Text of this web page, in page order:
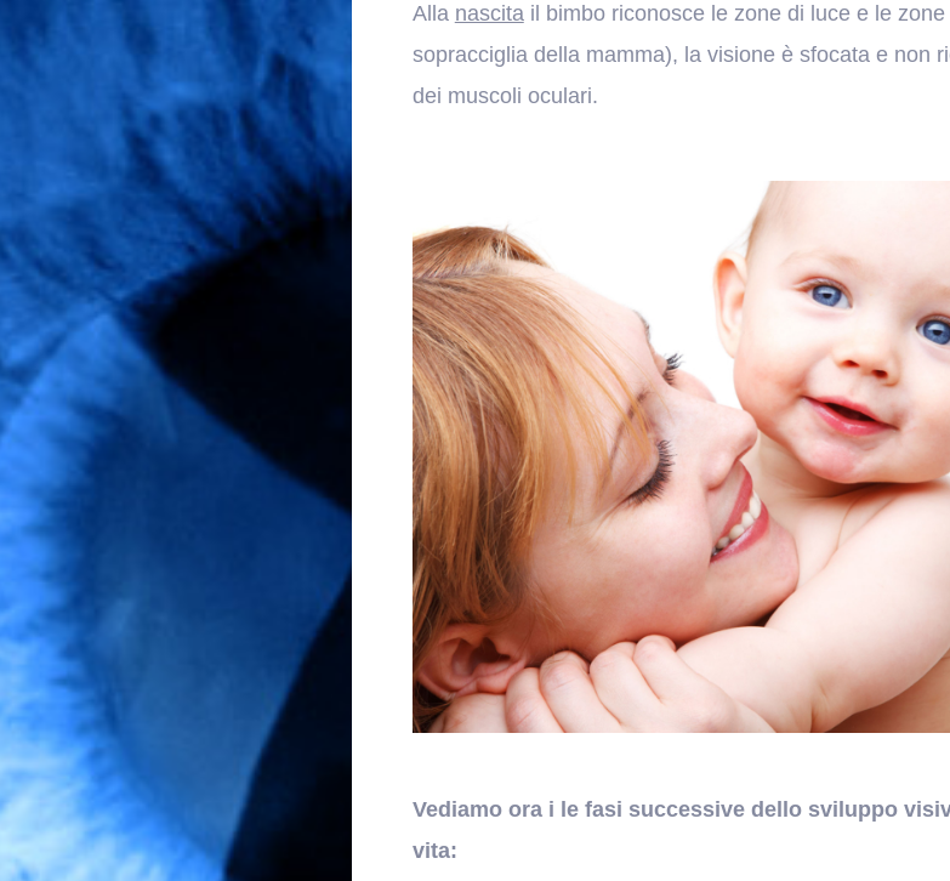
Alla nascitail bimbo riconosce le zone di luce e le
sopracciglia della mamma), la visione è sfocata e non
dei muscoli oculari.
Vediamo ora i le fasi successive dello sviluppo
vita: